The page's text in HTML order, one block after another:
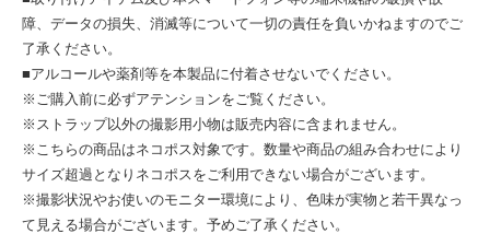
障、データの損失、消滅等について一切の責任を負いかねますのでご
了承ください。
■アルコールや薬剤等を本製品に付着させないでください。
※ご購入前に必ずアテンションをご覧ください。
※ストラップ以外の撮影用小物は販売内容に含まれません。
※こちらの商品はネコポス対象です。数量や商品の組み合わせにより
サイズ超過となりネコポスをご利用できない場合がございます。
※撮影状況やお使いのモニター環境により、色味が実物と若干異なっ
て見える場合がございます。予めご了承ください。